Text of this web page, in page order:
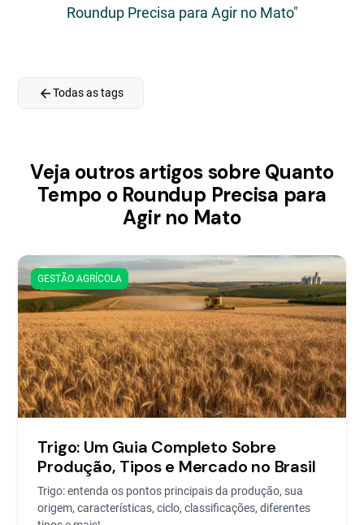
Roundup Precisa para Agir no Mato"
arrow_backTodas as tags
Veja outros artigos sobre Quanto
Tempo o Roundup Precisa para
Agir no Mato
GESTÃO AGRÍCOLA
Trigo: Um Guia Completo Sobre
Produção, Tipos e Mercado no Brasil
Trigo: entenda os pontos principais da produção, sua
origem, características, ciclo, classificações, diferentes